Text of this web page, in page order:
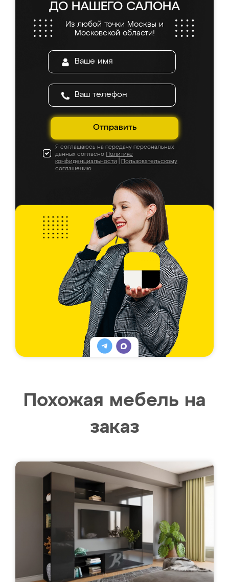
ДО НАШЕГО САЛОНА
Из любой точки Москвы и
Московской области!
Отправить
Я соглашаюсь на передачу персональных
данных согласно Политике
конфиденциальности
Пользовательскому
соглашению
Похожая мебель на
заказ